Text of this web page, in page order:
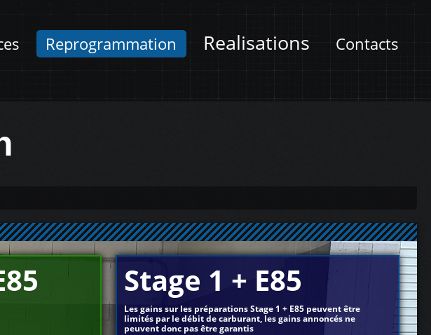
Reprogrammation Realisations Contacts
Stage 1 + E85
Les gains sur les préparations Stage 1 + E85 peuvent être
limités par le débit de carburant, les gains annoncés ne
peuvent donc pas être garantis